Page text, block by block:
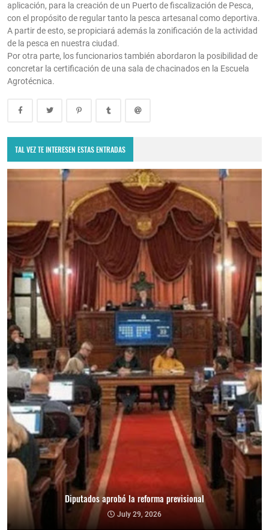
aplicación, para la creación de un Puerto de fiscalización de Pesca,
con el propósito de regular tanto la pesca artesanal como deportiva.
A partir de esto, se propiciará además la zonificación de la actividad
de la pesca en nuestra ciudad.
Por otra parte, los funcionarios también abordaron la posibilidad de
concretar la certificación de una sala de chacinados en la Escuela
Agrotécnica.
TAL VEZ TE INTERESEN ESTAS ENTRADAS
Diputados aprobó la reforma previsional
July 29, 2026